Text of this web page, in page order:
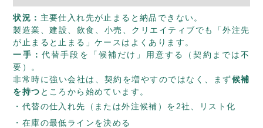
状況： 主要仕入れ先が止まると納品できない。
製造業、建設、飲食、小売、クリエイティブでも「外注先
が止まると止まる」ケースはよくあります。
一手： 代替手段を「候補だけ」用意する（契約までは不
要）。
非常時に強い会社は、契約を増やすのではなく、まず候補
を持つ ところから始めています。
代替の仕入れ先（または外注候補）を2社、リスト化
在庫の最低ラインを決める